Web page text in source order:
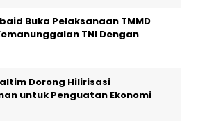
Buka Pelaksanaan TMMD
TNI Dengan
Dorong Hilirisasi
untuk Penguatan Ekonomi